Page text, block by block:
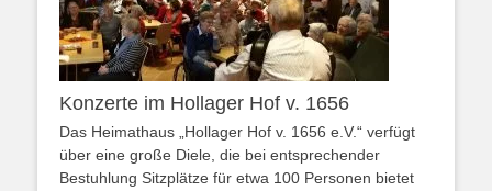
Konzerte im Hollager Hof v. 1656
Das Heimathaus „Hollager Hof v. 1656 e.V.“ verfügt
über eine große Diele, die bei entsprechender
Bestuhlung Sitzplätze für etwa 100 Personen bietet